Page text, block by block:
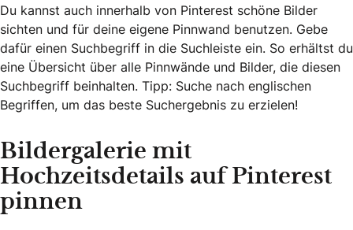
Du kannst auch innerhalb von Pinterest schöne Bilder
sichten und für deine eigene Pinnwand benutzen. Gebe
dafür einen Suchbegriff in die Suchleiste ein. So erhältst du
eine Übersicht über alle Pinnwände und Bilder, die diesen
Suchbegriff beinhalten. Tipp: Suche nach englischen
Begriffen, um das beste Suchergebnis zu erzielen!
Bildergalerie mit
Hochzeitsdetails auf Pinterest
pinnen